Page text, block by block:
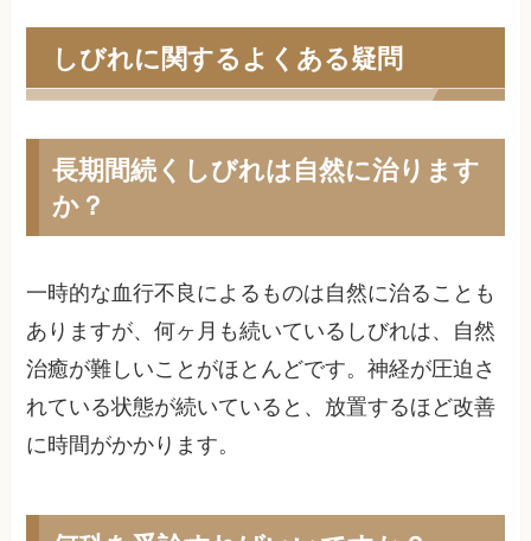
しびれに関するよくある疑問
長期間続くしびれは自然に治ります
か？
一時的な血行不良によるものは自然に治ることも
ありますが、何ヶ月も続いているしびれは、自然
治癒が難しいことがほとんどです。神経が圧迫さ
れている状態が続いていると、放置するほど改善
に時間がかかります。